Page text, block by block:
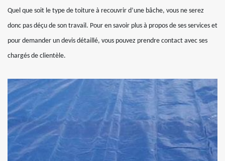
Quel que soit le type de toiture à recouvrir d’une bâche, vous ne serez
donc pas déçu de son travail. Pour en savoir plus à propos de ses services et
pour demander un devis détaillé, vous pouvez prendre contact avec ses
chargés de clientèle.